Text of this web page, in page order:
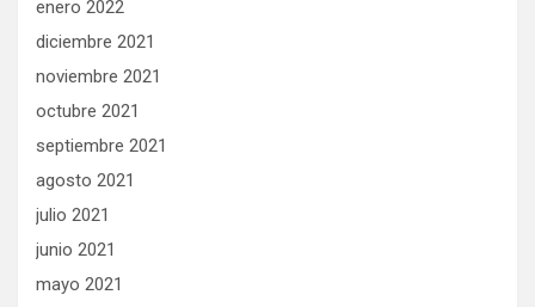
enero 2022
diciembre 2021
noviembre 2021
octubre 2021
septiembre 2021
agosto 2021
julio 2021
junio 2021
mayo 2021